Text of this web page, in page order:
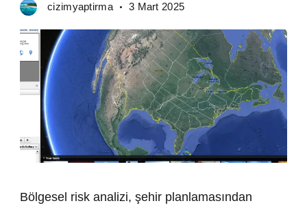
cizimyaptirma 3 Mart 2025
Bölgesel risk analizi, şehir planlamasından